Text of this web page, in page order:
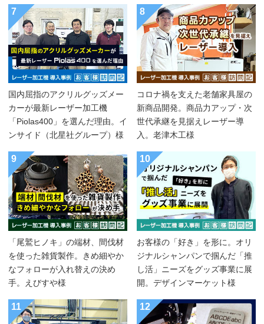
7
国内屈指のアクリルグッズメー
カーが最新レーザー加工機
「Piolas400」を選んだ理由。イ
ンサイド（北星社グループ）様
8
コロナ禍を支えた老舗家具屋の
新商品開発。商品力アップ・次
世代承継を見据えレーザー導
入。老津木工様
9
「尾鷲ヒノキ」の端材、間伐材
を使った雑貨製作。きめ細やか
なフォローが入れ替えの決め
手。えびすや様
10
お客様の「好き」を形に。オリ
ジナルシャンパンで掴んだ「推
し活」ニーズをグッズ事業に展
開。デザインマーケット様
11 12